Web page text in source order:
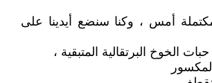
مكتملة أمس ، وكنا سنضع أيدينا على
الخوخ البرتقالية المتبقية ،